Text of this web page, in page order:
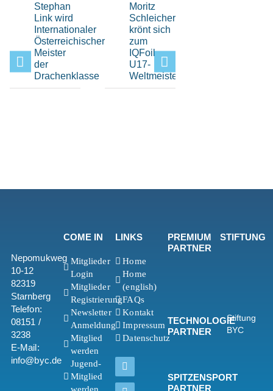
Stephan
Link wird
Internationaler
Österreichischer
Meister
der
Drachenklasse
Moritz
Schleicher
krönt sich
zum
IQFoil
U17-
Weltmeister
Nepomukweg
10-12
82319
Starnberg
Telefon:
08151 /
3238
E-Mail:
info@byc.de
COME IN
Mitglieder
Login
Mitglieder
Registrierung
Newsletter
Anmeldung
Mitglied
werden
Jugend-
Mitglied
LINKS
Home
Home
(english)
FAQs
Kontakt
Impressum
Datenschutz
PREMIUM
PARTNER
TECHNOLOGIE
PARTNER
SPITZENSPORT
PARTNER
STIFTUNG
Stiftung
BYC